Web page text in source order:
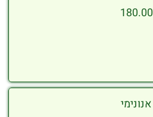
180.00
אנונימי